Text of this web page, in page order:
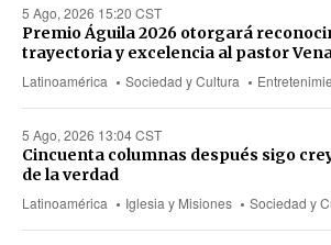
5 Ago, 2026 15:20 CST
Latinoamérica Sociedad y Cultura
Premio Águila 2026 otorgará
trayectoria y excelencia al pastor
5 Ago, 2026 13:04 CST
Latinoamérica Iglesia y Misiones Sociedad y
Cincuenta columnas después sigo
de la verdad